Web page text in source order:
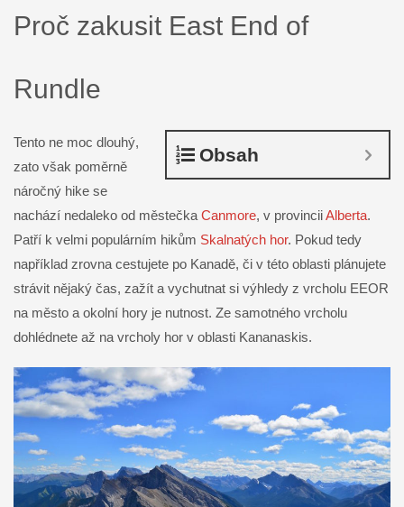
Proč zakusit East End of
Rundle
Obsah
Tento ne moc dlouhý,
zato však poměrně
náročný hike se
nachází nedaleko od městečkaCanmore, v provinciiAlberta.
Patří k velmi populárním hikům Skalnatých hor. Pokud tedy
například zrovna cestujete po Kanadě, či v této oblasti plánujete
strávit nějaký čas, zažít a vychutnat si výhledy z vrcholu EEOR
na město a okolní hory je nutnost. Ze samotného vrcholu
dohlédnete až na vrcholy hor v oblasti Kananaskis.